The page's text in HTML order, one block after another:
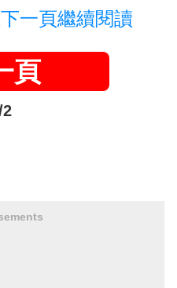
一頁繼續閱讀
頁
2